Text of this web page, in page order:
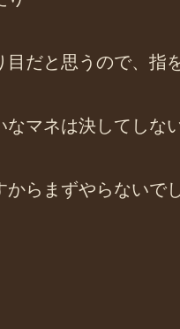
だと思うので、指
マネは決してしな
らまずやらないで